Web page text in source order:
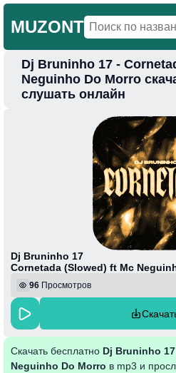
MUZONT
Главная
Новинки
Dj Bruninho 17 -
Neguinho Do Morro
слушать онлайн
Dj Bruninho 17
Cornetada (Slowed) ft Mc
96 Просмотров
Скачать бесплатно Dj Bruninho
Neguinho Do Morro в mp3 и